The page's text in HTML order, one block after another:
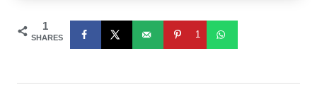
1
SHARES 1